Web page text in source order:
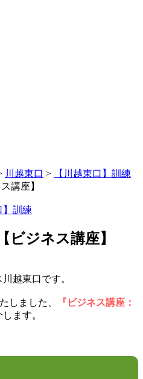
川越東口 >
【川越東口】訓練
講座】
】訓練
ビジネス講座】
越東口です。
しました、
『ビジネス講座：
ます。